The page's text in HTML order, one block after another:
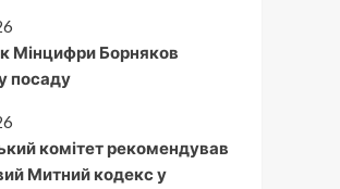
Мінцифри Борняков
посаду
комітет рекомендував
Митний кодекс у